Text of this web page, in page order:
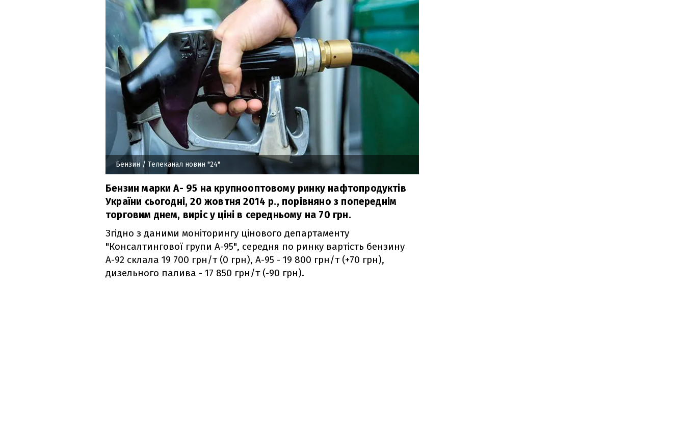
Бензин / Телеканал новин "24"
Бензин марки А- 95 на крупнооптовому ринку нафтопродуктів
України сьогодні, 20 жовтня 2014 р., порівняно з попереднім
торговим днем, виріс у ціні в середньому на 70 грн.
Згідно з даними моніторингу цінового департаменту
"Консалтингової групи А-95", середня по ринку вартість бензину
А-92 склала 19 700 грн/т (0 грн), А-95 - 19 800 грн/т (+70 грн),
дизельного палива - 17 850 грн/т (-90 грн).